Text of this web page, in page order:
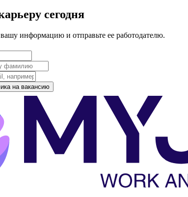
сегодня
информацию и отправьте ее работодателю.
на вакансию